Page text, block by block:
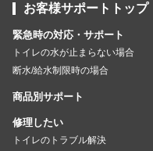
お客様サポートトップ
緊急時の対応・サポート
トイレの水が止まらない場合
断水/給水制限時の場合
商品別サポート
修理したい
トイレのトラブル解決